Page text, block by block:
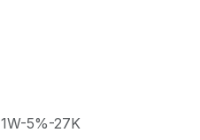
1W-5%-27K